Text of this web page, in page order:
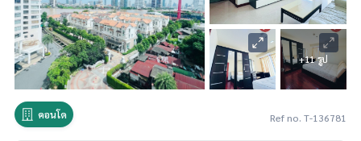
+11 รูป
คอนโด Ref no. T-136781